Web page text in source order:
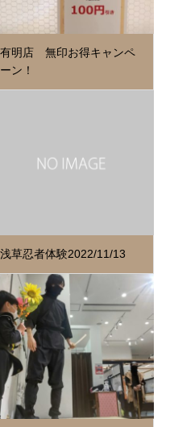
有明店 無印お得キャンペ
ーン！
浅草忍者体験2022/11/13